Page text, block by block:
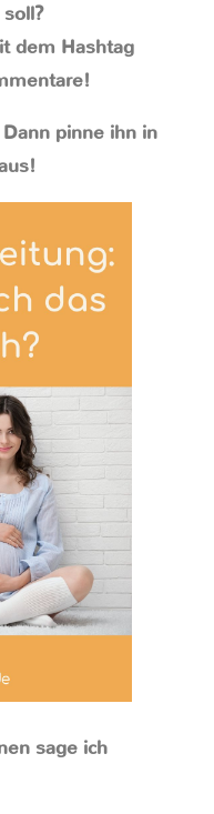
dem Hashtag
pinne ihn in
sage ich